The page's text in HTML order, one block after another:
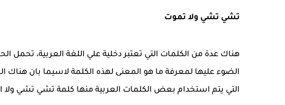
تشي تشي ولا تموت
هناك عدة من الكلمات التي تعتبر دخلية علي اللغة العربية، تحمل
الضوء عليها لمعرفة ما هو المعنى لهذه الكلمة لاسيما بان هناك
التي يتم استخدام بعض الكلمات العربية منها كلمة تشي تشي ولا